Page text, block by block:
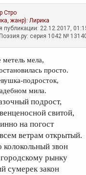
Стро
жанр):Лирика
публикации: 22.12.2017,
серия 1042 №
метель мела,
просто.
подросток,
мила.
подрост,
свитой,
на погост
ветрам открытый.
звон
городскому рынку
сумерек закон